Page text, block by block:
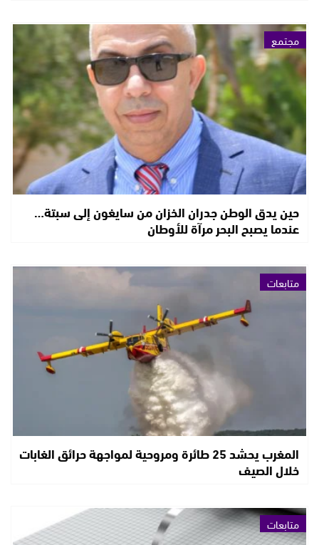
مجتمع
حين يدق الوطن جدران الخزان من سايغون إلى سبتة…
عندما يصبح البحر مرآة للأوطان
متابعات
المغرب يحشد 25 طائرة ومروحية لمواجهة حرائق الغابات
خلال الصيف
متابعات